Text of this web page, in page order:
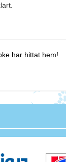
navigation
har hittat hem!